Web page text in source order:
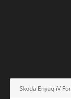
Skoda Enyaq iV